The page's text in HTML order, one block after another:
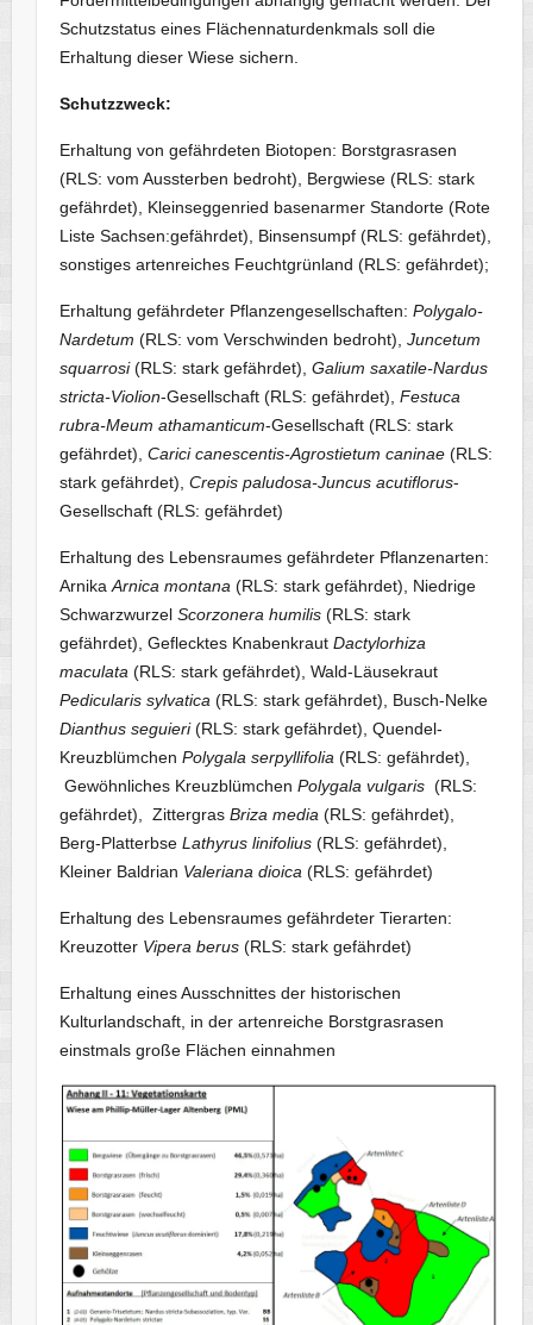
Schutzstatus eines Flächennaturdenkmals soll die
Erhaltung dieser Wiese sichern.
Schutzzweck:
Erhaltung von gefährdeten Biotopen: Borstgrasrasen
(RLS: vom Aussterben bedroht), Bergwiese (RLS: stark
gefährdet), Kleinseggenried basenarmer Standorte (Rote
Liste Sachsen:gefährdet), Binsensumpf (RLS: gefährdet),
sonstiges artenreiches Feuchtgrünland (RLS: gefährdet);
Erhaltung gefährdeter Pflanzengesellschaften:Polygalo-
Nardetum(RLS: vom Verschwinden bedroht),Juncetum
squarrosi(RLS: stark gefährdet),Galium saxatile-Nardus
stricta-Violion-Gesellschaft (RLS: gefährdet),Festuca
rubra-Meum athamanticum-Gesellschaft (RLS: stark
gefährdet),Carici canescentis-Agrostietum caninae (RLS:
stark gefährdet),Crepis paludosa-Juncus acutiflorus-
Gesellschaft (RLS: gefährdet)
Erhaltung des Lebensraumes gefährdeter Pflanzenarten:
ArnikaArnica montana(RLS: stark gefährdet), Niedrige
SchwarzwurzelScorzonera humilis(RLS: stark
gefährdet), Geflecktes KnabenkrautDactylorhiza
maculata(RLS: stark gefährdet), Wald-Läusekraut
Pedicularis sylvatica(RLS: stark gefährdet), Busch-Nelke
Dianthus seguieri(RLS: stark gefährdet), Quendel-
KreuzblümchenPolygala serpyllifolia(RLS: gefährdet),
Gewöhnliches KreuzblümchenPolygala vulgaris(RLS:
gefährdet), ZittergrasBriza media(RLS: gefährdet),
Berg-PlatterbseLathyrus linifolius(RLS: gefährdet),
Kleiner Baldrian Valeriana dioica(RLS: gefährdet)
Erhaltung des Lebensraumes gefährdeter Tierarten:
Kreuzotter Vipera berus(RLS: stark gefährdet)
Erhaltung eines Ausschnittes der historischen
Kulturlandschaft, in der artenreiche Borstgrasrasen
einstmals große Flächen einnahmen